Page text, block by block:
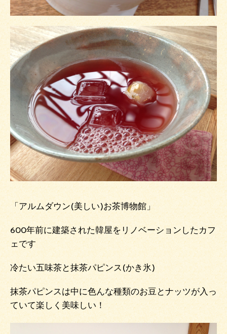
「アルムダウン(美しい)お茶博物館」
600年前に建築された韓屋をリノベーションしたカフ
ェです
冷たい五味茶と抹茶パピンス(かき氷)
抹茶パピンスは中に色んな種類のお豆とナッツが入っ
ていて楽しく美味しい！